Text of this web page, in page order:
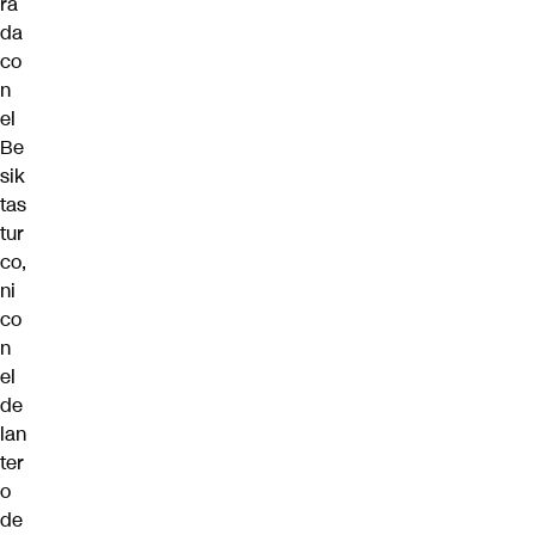
da
co
n
el
Be
sik
tas
tur
co,
ni
co
n
el
de
lan
ter
o
de